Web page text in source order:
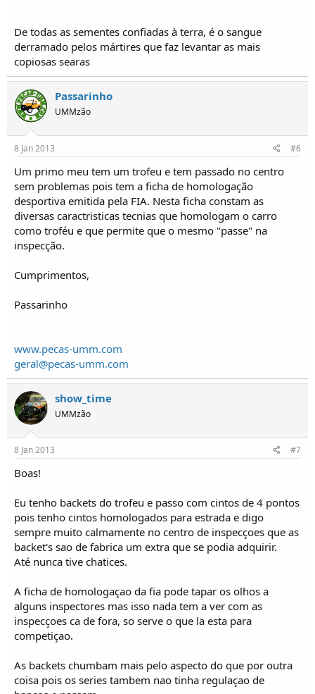
De todas as sementes confiadas à terra, é o sangue
derramado pelos mártires que faz levantar as mais
copiosas searas
Passarinho
UMMzão
8 Jan 2013 #6
Um primo meu tem um trofeu e tem passado no centro
sem problemas pois tem a ficha de homologação
desportiva emitida pela FIA. Nesta ficha constam as
diversas caractristicas tecnias que homologam o carro
como troféu e que permite que o mesmo "passe" na
inspecção.
Cumprimentos,
Passarinho
www.pecas-umm.com
geral@pecas-umm.com
show_time
UMMzão
8 Jan 2013 #7
Boas!
Eu tenho backets do trofeu e passo com cintos de 4 pontos
pois tenho cintos homologados para estrada e digo
sempre muito calmamente no centro de inspecçoes que as
backet's sao de fabrica um extra que se podia adquirir.
Até nunca tive chatices.
A ficha de homologaçao da fia pode tapar os olhos a
alguns inspectores mas isso nada tem a ver com as
inspecçoes ca de fora, so serve o que la esta para
competiçao.
As backets chumbam mais pelo aspecto do que por outra
coisa pois os series tambem nao tinha regulaçao de